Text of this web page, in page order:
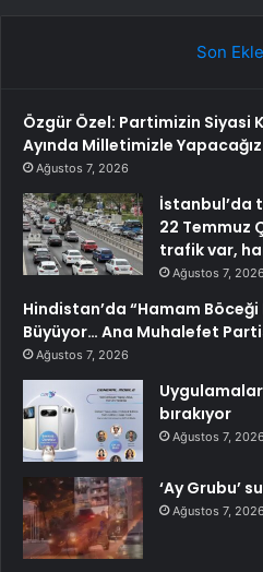
Son
Özgür Özel: Partimizin Siyasi
Ayında Milletimizle Yapacağız
Ağustos 7, 2026
İstanbul’da
22 Temmuz
trafik var,
Ağustos 7, 2026
Hindistan’da “Hamam
Büyüyor… Ana Muhalefet
Ağustos 7, 2026
bırakıyor
Ağustos 7, 2026
‘Ay Grubu’
Ağustos 7, 2026